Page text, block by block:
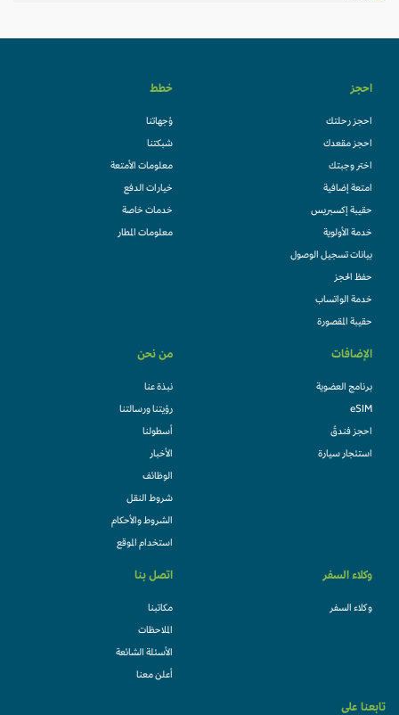
احجز
احجز رحلتك
احجز مقعدك
اختر وجبتك
امتعة إضافية
حقيبة إكسبريس
خدمة الأولوية
بيانات تسجيل الوصول
حفظ الحجز
خدمة الواتساب
حقيبة المقصورة
خطط
وُجهاتنا
شبكتنا
معلومات الأمتعة
خيارات الدفع
خدمات خاصة
معلومات المطار
الإضافات
برنامج العضوية
eSIM
احجز فندقً
استئجار سيارة
من نحن
نبذة عنا
رؤيتنا ورسالتنا
أسطولنا
الأخبار
الوظائف
شروط النقل
الشروط والأحكام
استخدام الموقع
وكلاء السفر
وكلاء السفر
اتصل بنا
مكاتبنا
الملاحظات
الأسئلة الشائعة
أعلن معنا
تابعنا على